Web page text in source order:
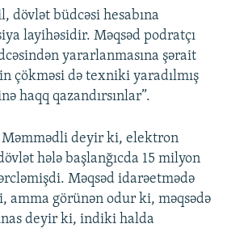
dövlət büdcəsi hesabına
layihəsidir. Məqsəd podratçı
yararlanmasına şərait
çökməsi də texniki yaradılmış
haqq qazandırsınlar”.
Məmmədli deyir ki, elektron
hələ başlanğıcda 15 milyon
Məqsəd idarəetmədə
amma görünən odur ki, məqsədə
deyir ki, indiki halda